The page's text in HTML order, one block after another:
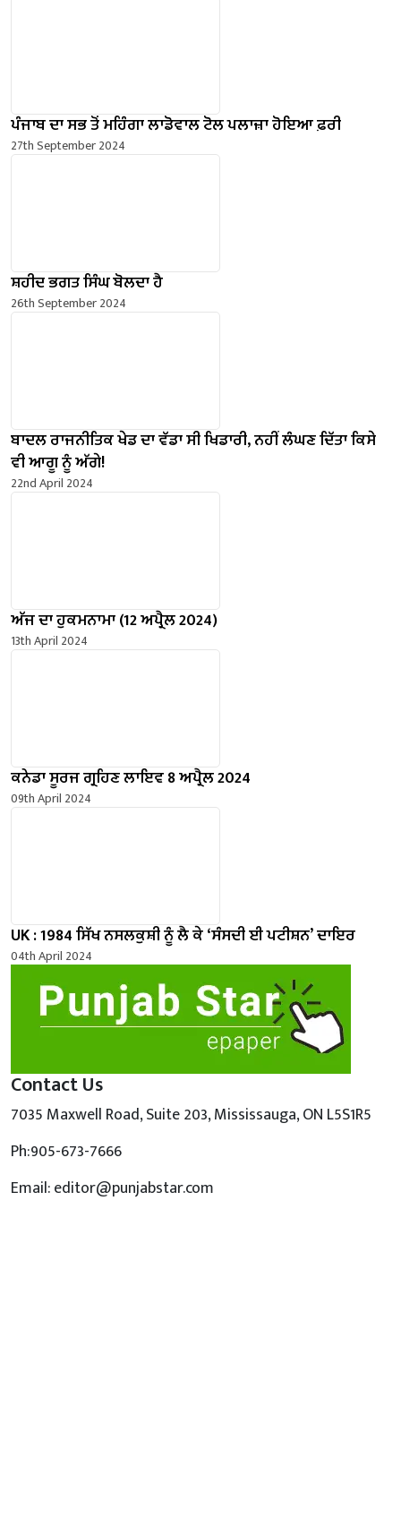
ਪੰਜਾਬ ਦਾ ਸਭ ਤੋਂ ਮਹਿੰਗਾ ਲਾਡੋਵਾਲ ਟੋਲ ਪਲਾਜ਼ਾ ਹੋਇਆ ਫ਼ਰੀ
27th September 2024
ਸ਼ਹੀਦ ਭਗਤ ਸਿੰਘ ਬੋਲਦਾ ਹੈ
26th September 2024
ਬਾਦਲ ਰਾਜਨੀਤਿਕ ਖੇਡ ਦਾ ਵੱਡਾ ਸੀ ਖਿਡਾਰੀ, ਨਹੀਂ ਲੰਘਣ ਦਿੱਤਾ ਕਿਸੇ
ਵੀ ਆਗੂ ਨੂੰ ਅੱਗੇ!
22nd April 2024
ਅੱਜ ਦਾ ਹੁਕਮਨਾਮਾ (12 ਅਪ੍ਰੈਲ 2024)
13th April 2024
ਕਨੇਡਾ ਸੂਰਜ ਗ੍ਰਹਿਣ ਲਾਇਵ 8 ਅਪ੍ਰੈਲ 2024
09th April 2024
UK : 1984 ਸਿੱਖ ਨਸਲਕੁਸ਼ੀ ਨੂੰ ਲੈ ਕੇ ‘ਸੰਸਦੀ ਈ ਪਟੀਸ਼ਨ’ ਦਾਇਰ
04th April 2024
Contact Us
7035 Maxwell Road, Suite 203, Mississauga, ON L5S1R5
Ph:905-673-7666
Email: editor@punjabstar.com